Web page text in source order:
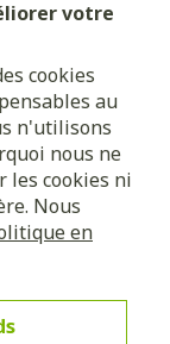
votre
cookies
au
n'utilisons
nous ne
les cookies ni
Nous
en
.